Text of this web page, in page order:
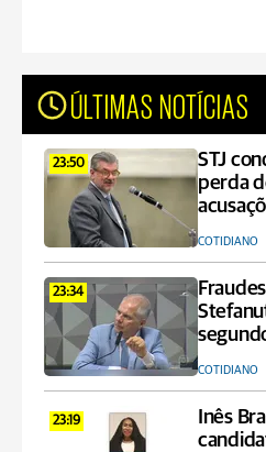
ÚLTIMAS NOTÍCIAS
23:50
STJ
perda
COTIDIANO
23:34
COTIDIANO
23:19
Inês